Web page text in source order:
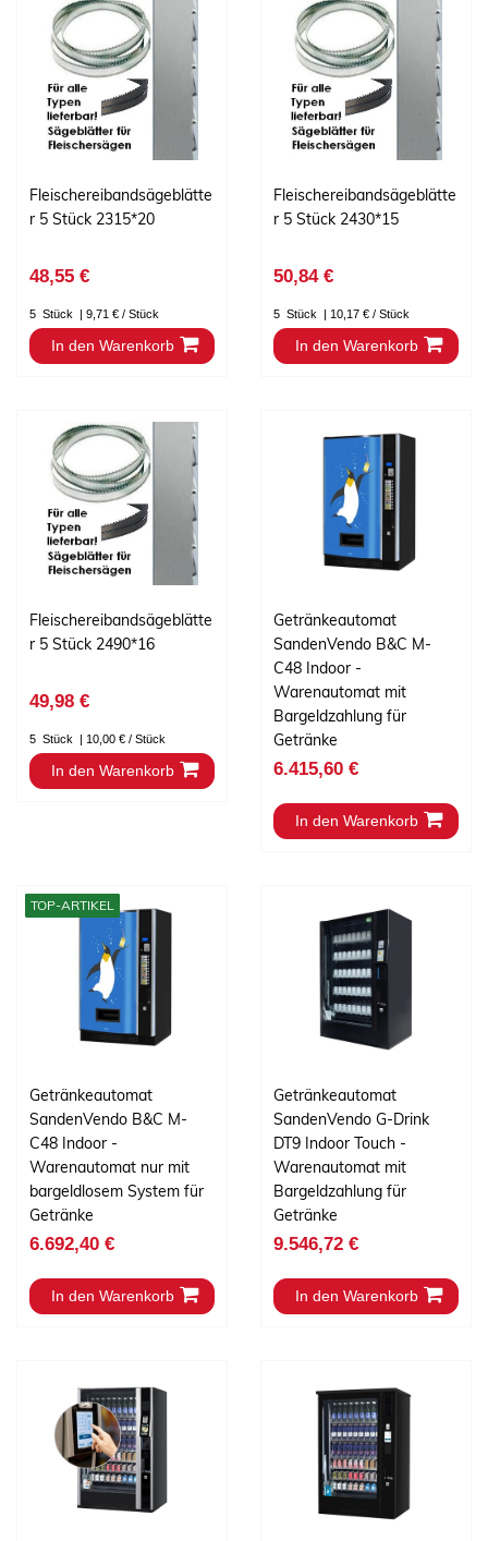
Fleischereibandsägeblätte
r 5 Stück 2315*20
48,55 €
5 Stück | 9,71 € / Stück
In den Warenkorb
Fleischereibandsägeblätte
r 5 Stück 2430*15
50,84 €
5 Stück | 10,17 € / Stück
In den Warenkorb
Fleischereibandsägeblätte
r 5 Stück 2490*16
49,98 €
5 Stück | 10,00 € / Stück
In den Warenkorb
Getränkeautomat
SandenVendo B&C M-
C48 Indoor -
Warenautomat mit
Bargeldzahlung für
Getränke
6.415,60 €
In den Warenkorb
TOP-ARTIKEL
Getränkeautomat
SandenVendo B&C M-
C48 Indoor -
Warenautomat nur mit
bargeldlosem System für
Getränke
6.692,40 €
In den Warenkorb
Getränkeautomat
SandenVendo G-Drink
DT9 Indoor Touch -
Warenautomat mit
Bargeldzahlung für
Getränke
9.546,72 €
In den Warenkorb